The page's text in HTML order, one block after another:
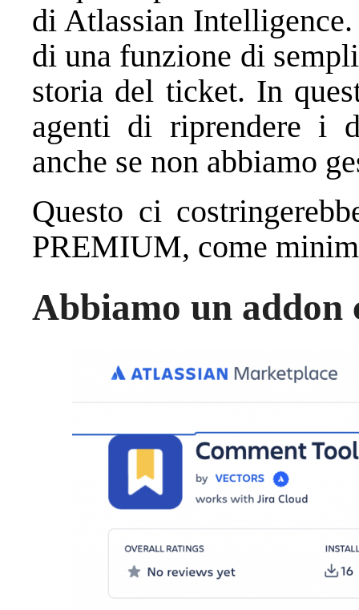
di Atlassian
di una funzione di
storia del ticket. In
agenti di riprendere i
anche se non abbiamo
Questo ci
PREMIUM, come
Abbiamo un addon